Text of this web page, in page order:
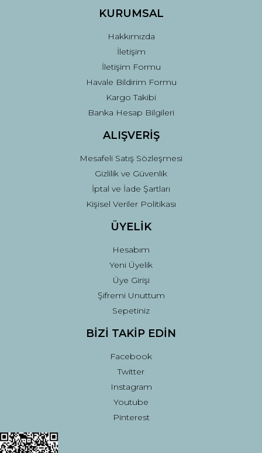
Ürün fiyatı diğer sitelerden daha pahalı.
Gönder
KURUMSAL
Hakkımızda
İletişim
İletişim Formu
Havale Bildirim Formu
Kargo Takibi
Banka Hesap Bilgileri
ALIŞVERİŞ
Mesafeli Satış Sözleşmesi
Gizlilik ve Güvenlik
İptal ve İade Şartları
Kişisel Veriler Politikası
ÜYELİK
Hesabım
Yeni Üyelik
Üye Girişi
Şifremi Unuttum
Sepetiniz
BİZİ TAKİP EDİN
Facebook
Twitter
Instagram
Youtube
Pinterest